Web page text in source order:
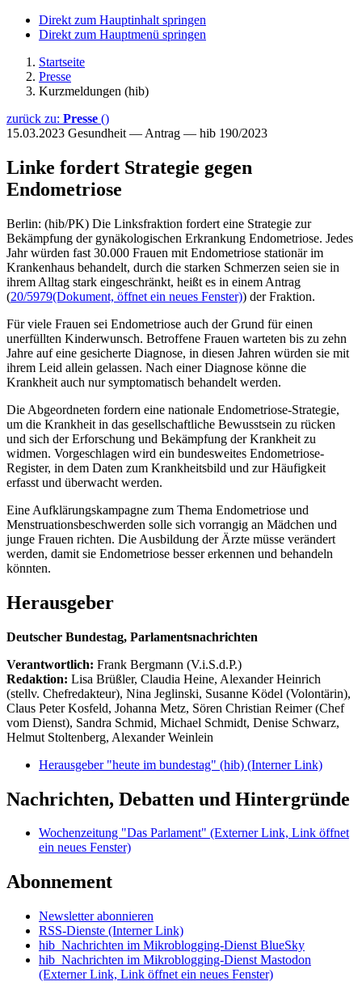
Direkt zum Hauptinhalt springen
Direkt zum Hauptmenü springen
Startseite
Presse
Kurzmeldungen (hib)
zurück zu: Presse ()
15.03.2023 Gesundheit — Antrag — hib 190/2023
Linke fordert Strategie gegen
Endometriose
Berlin: (hib/PK) Die Linksfraktion fordert eine Strategie zur
Bekämpfung der gynäkologischen Erkrankung Endometriose. Jedes
Jahr würden fast 30.000 Frauen mit Endometriose stationär im
Krankenhaus behandelt, durch die starken Schmerzen seien sie in
ihrem Alltag stark eingeschränkt, heißt es in einem Antrag
(20/5979(Dokument, öffnet ein neues Fenster)) der Fraktion.
Für viele Frauen sei Endometriose auch der Grund für einen
unerfüllten Kinderwunsch. Betroffene Frauen warteten bis zu zehn
Jahre auf eine gesicherte Diagnose, in diesen Jahren würden sie mit
ihrem Leid allein gelassen. Nach einer Diagnose könne die
Krankheit auch nur symptomatisch behandelt werden.
Die Abgeordneten fordern eine nationale Endometriose-Strategie,
um die Krankheit in das gesellschaftliche Bewusstsein zu rücken
und sich der Erforschung und Bekämpfung der Krankheit zu
widmen. Vorgeschlagen wird ein bundesweites Endometriose-
Register, in dem Daten zum Krankheitsbild und zur Häufigkeit
erfasst und überwacht werden.
Eine Aufklärungskampagne zum Thema Endometriose und
Menstruationsbeschwerden solle sich vorrangig an Mädchen und
junge Frauen richten. Die Ausbildung der Ärzte müsse verändert
werden, damit sie Endometriose besser erkennen und behandeln
könnten.
Herausgeber
Deutscher Bundestag, Parlamentsnachrichten
Verantwortlich: Frank Bergmann (V.i.S.d.P.)
Redaktion: Lisa Brüßler, Claudia Heine, Alexander Heinrich
(stellv. Chefredakteur), Nina Jeglinski, Susanne Ködel (Volontärin),
Claus Peter Kosfeld, Johanna Metz, Sören Christian Reimer (Chef
vom Dienst), Sandra Schmid, Michael Schmidt, Denise Schwarz,
Helmut Stoltenberg, Alexander Weinlein
Herausgeber "heute im bundestag" (hib) (Interner Link)
Nachrichten, Debatten und Hintergründe
Wochenzeitung "Das Parlament" (Externer Link, Link öffnet
ein neues Fenster)
Abonnement
Newsletter abonnieren
RSS-Dienste (Interner Link)
hib_Nachrichten im Mikroblogging-Dienst BlueSky
hib_Nachrichten im Mikroblogging-Dienst Mastodon
(Externer Link, Link öffnet ein neues Fenster)